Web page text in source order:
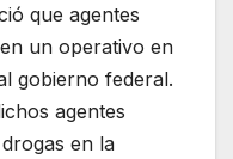
que agentes
un operativo en
gobierno federal.
agentes
en la